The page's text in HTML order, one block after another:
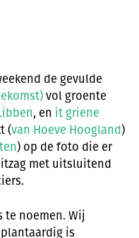
de gevulde
vol groente
, en it griene
(van Hoeve Hoogland)
) op de foto die er
met uitsluitend
noemen. Wij
is